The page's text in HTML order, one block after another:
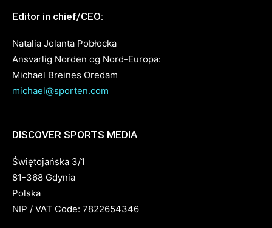
Editor in chief/CEO:
Natalia Jolanta Pobłocka
Ansvarlig Norden og Nord-Europa:
Michael Breines Oredam
michael@sporten.com
DISCOVER SPORTS MEDIA
Świętojańska 3/1
81-368 Gdynia
Polska
NIP / VAT Code: 7822654346